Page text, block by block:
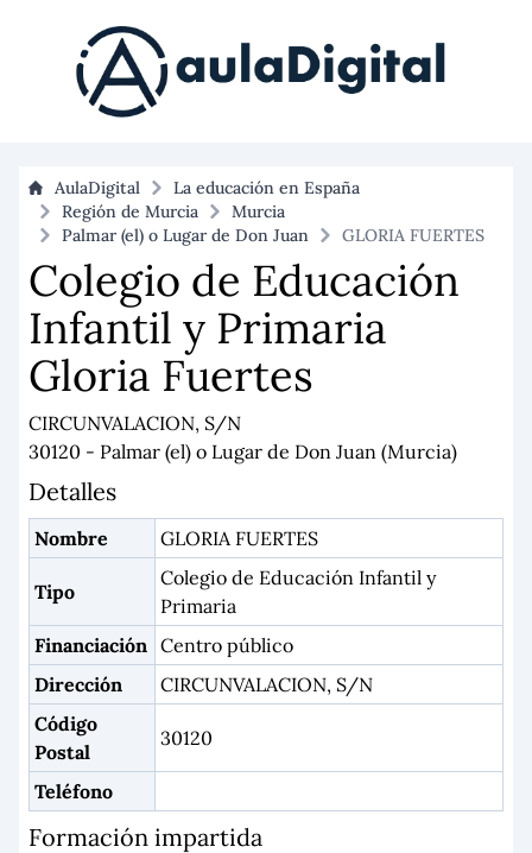
AulaDigital
La educación en España
Región de Murcia
Murcia
Palmar (el) o Lugar de Don Juan
GLORIA FUERTES
Colegio de Educación
Infantil y Primaria
Gloria Fuertes
CIRCUNVALACION, S/N
30120 - Palmar (el) o Lugar de Don Juan (Murcia)
Detalles
Nombre GLORIA FUERTES
Tipo
Colegio de Educación Infantil y
Primaria
Financiación Centro público
Dirección
CIRCUNVALACION, S/N
Código
Postal
30120
Teléfono
Formación impartida